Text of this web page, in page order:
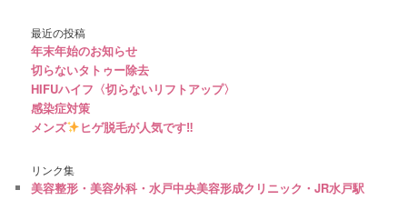
最近の投稿
年末年始のお知らせ
切らないタトゥー除去
HIFUハイフ〈切らないリフトアップ〉
感染症対策
メンズ
ヒゲ脱毛が人気です‼︎
リンク集
美容整形・美容外科・水戸中央美容形成クリニック・JR水戸駅